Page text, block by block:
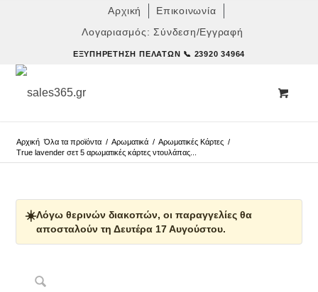
Αρχική
Επικοινωνία
Λογαριασμός: Σύνδεση/Εγγραφή
ΕΞΥΠΗΡΈΤΗΣΗ ΠΕΛΑΤΏΝ 📞 23920 34964
Αρχική Όλα τα προϊόντα / Αρωματικά / Αρωματικές Κάρτες /
True lavender σετ 5 αρωματικές κάρτες ντουλάπας...
☀️Λόγω θερινών διακοπών, οι παραγγελίες θα
αποσταλούν τη Δευτέρα 17 Αυγούστου.